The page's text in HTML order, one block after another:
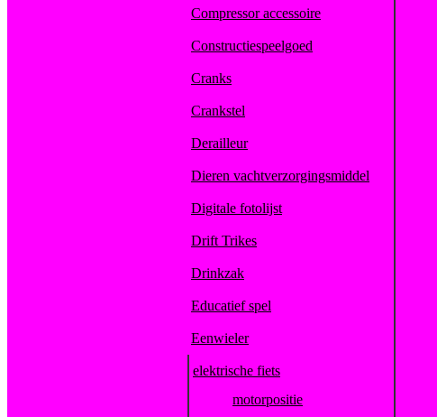
Compressor accessoire
Constructiespeelgoed
Cranks
Crankstel
Derailleur
Dieren vachtverzorgingsmiddel
Digitale fotolijst
Drift Trikes
Drinkzak
Educatief spel
Eenwieler
elektrische fiets
motorpositie